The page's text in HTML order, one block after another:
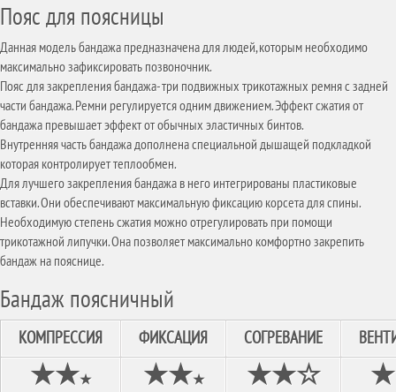
Пояс для поясницы
Данная модель бандажа предназначена для людей, которым необходимо
максимально зафиксировать позвоночник.
Пояс для закрепления бандажа- три подвижных трикотажных ремня с задней
части бандажа. Ремни регулируется одним движением. Эффект сжатия от
бандажа превышает эффект от обычных эластичных бинтов.
Внутренняя часть бандажа дополнена специальной дышащей подкладкой
которая контролирует теплообмен.
Для лучшего закрепления бандажа в него интегрированы пластиковые
вставки. Они обеспечивают максимальную фиксацию корсета для спины.
Необходимую степень сжатия можно отрегулировать при помощи
трикотажной липучки. Она позволяет максимально комфортно закрепить
бандаж на пояснице.
Бандаж поясничный
КОМПРЕССИЯ ФИКСАЦИЯ СОГРЕВАНИЕ
★★★ ★★★ ★★☆ ★